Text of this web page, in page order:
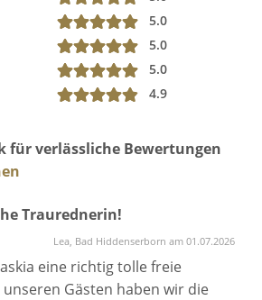
schon einmal auf meiner
saskia.traut
5.0
5.0
5.0
4.9
für verlässliche Bewertungen
Traurednerin!
Lea, Bad Hiddenserborn am 01.07.2026
eine richtig tolle freie
Gästen haben wir die